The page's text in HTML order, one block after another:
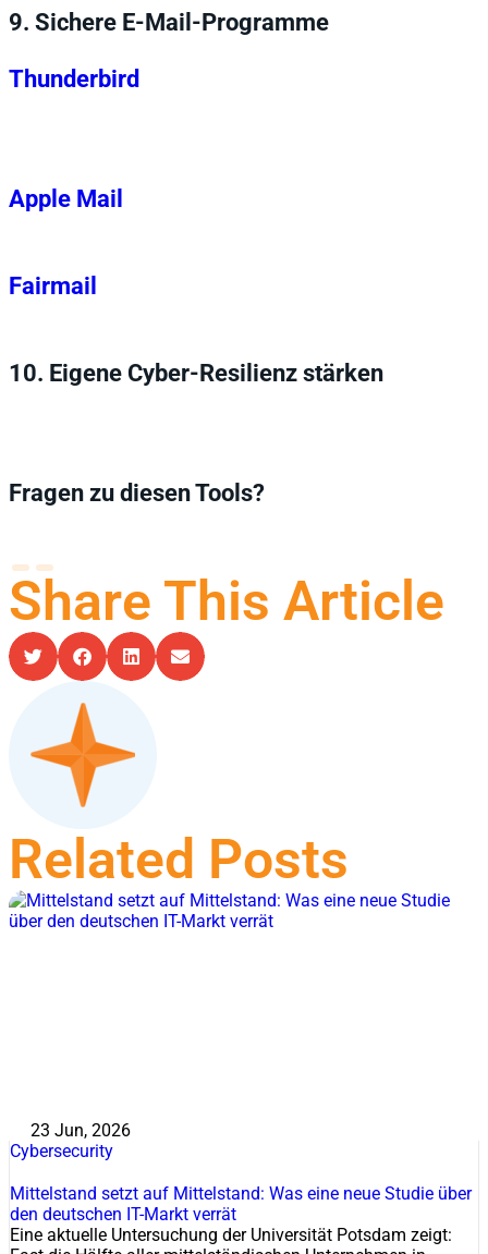
9. Sichere E-Mail-Programme
Thunderbird
Apple Mail
Fairmail
10. Eigene Cyber-Resilienz stärken
Fragen zu diesen Tools?
Share This Article
Related Posts
23 Jun, 2026
Cybersecurity
Mittelstand setzt auf Mittelstand: Was eine neue Studie über
den deutschen IT-Markt verrät
Eine aktuelle Untersuchung der Universität Potsdam zeigt: